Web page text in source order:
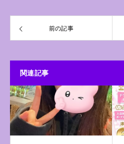
前の記事
関連記事